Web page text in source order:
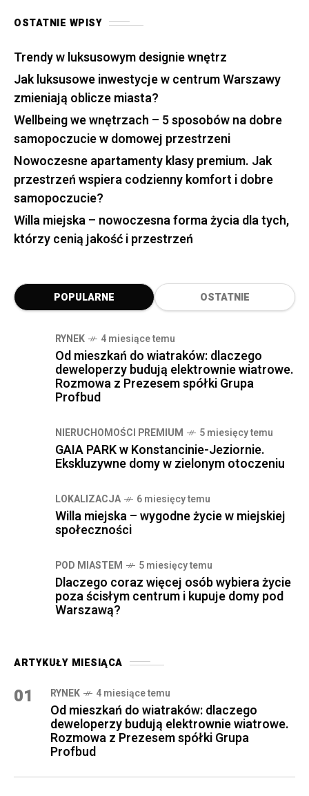
OSTATNIE WPISY
Trendy w luksusowym designie wnętrz
Jak luksusowe inwestycje w centrum Warszawy
zmieniają oblicze miasta?
Wellbeing we wnętrzach – 5 sposobów na dobre
samopoczucie w domowej przestrzeni
Nowoczesne apartamenty klasy premium. Jak
przestrzeń wspiera codzienny komfort i dobre
samopoczucie?
Willa miejska – nowoczesna forma życia dla tych,
którzy cenią jakość i przestrzeń
POPULARNE OSTATNIE
RYNEK 4 miesiące temu
Od mieszkań do wiatraków: dlaczego
deweloperzy budują elektrownie wiatrowe.
Rozmowa z Prezesem spółki Grupa
Profbud
NIERUCHOMOŚCI PREMIUM 5 miesięcy temu
GAIA PARK w Konstancinie-Jeziornie.
Ekskluzywne domy w zielonym otoczeniu
LOKALIZACJA 6 miesięcy temu
Willa miejska – wygodne życie w miejskiej
społeczności
POD MIASTEM 5 miesięcy temu
Dlaczego coraz więcej osób wybiera życie
poza ścisłym centrum i kupuje domy pod
Warszawą?
ARTYKUŁY MIESIĄCA
01 RYNEK 4 miesiące temu
Od mieszkań do wiatraków: dlaczego
deweloperzy budują elektrownie wiatrowe.
Rozmowa z Prezesem spółki Grupa
Profbud